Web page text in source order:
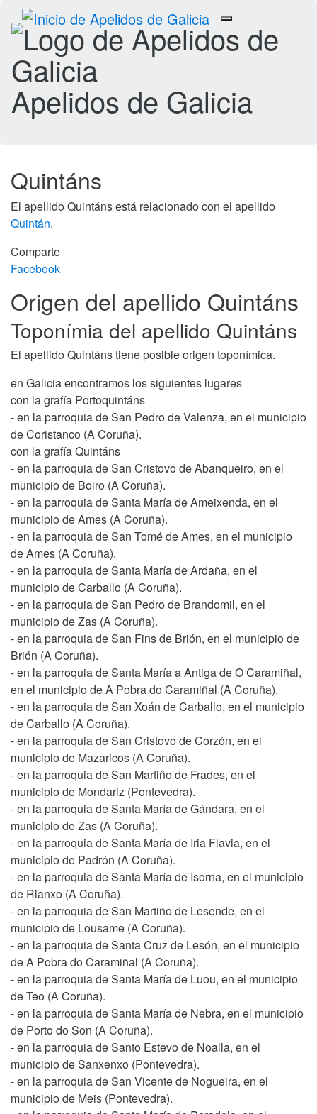
Toggle
navigation
Apelidos de Galicia
Quintáns
El apellido Quintáns está relacionado con el apellido
Quintán.
Comparte
Facebook
Origen del apellido Quintáns
Toponímia del apellido Quintáns
El apellido Quintáns tiene posible origen toponímica.
en Galicia encontramos los siguientes lugares
con la grafía Portoquintáns
- en la parroquia de San Pedro de Valenza, en el municipio
de Coristanco (A Coruña).
con la grafía Quintáns
- en la parroquia de San Cristovo de Abanqueiro, en el
municipio de Boiro (A Coruña).
- en la parroquia de Santa María de Ameixenda, en el
municipio de Ames (A Coruña).
- en la parroquia de San Tomé de Ames, en el municipio
de Ames (A Coruña).
- en la parroquia de Santa María de Ardaña, en el
municipio de Carballo (A Coruña).
- en la parroquia de San Pedro de Brandomil, en el
municipio de Zas (A Coruña).
- en la parroquia de San Fins de Brión, en el municipio de
Brión (A Coruña).
- en la parroquia de Santa María a Antiga de O Caramiñal,
en el municipio de A Pobra do Caramiñal (A Coruña).
- en la parroquia de San Xoán de Carballo, en el municipio
de Carballo (A Coruña).
- en la parroquia de San Cristovo de Corzón, en el
municipio de Mazaricos (A Coruña).
- en la parroquia de San Martiño de Frades, en el
municipio de Mondariz (Pontevedra).
- en la parroquia de Santa María de Gándara, en el
municipio de Zas (A Coruña).
- en la parroquia de Santa María de Iria Flavia, en el
municipio de Padrón (A Coruña).
- en la parroquia de Santa María de Isorna, en el municipio
de Rianxo (A Coruña).
- en la parroquia de San Martiño de Lesende, en el
municipio de Lousame (A Coruña).
- en la parroquia de Santa Cruz de Lesón, en el municipio
de A Pobra do Caramiñal (A Coruña).
- en la parroquia de Santa María de Luou, en el municipio
de Teo (A Coruña).
- en la parroquia de Santa María de Nebra, en el municipio
de Porto do Son (A Coruña).
- en la parroquia de Santo Estevo de Noalla, en el
municipio de Sanxenxo (Pontevedra).
- en la parroquia de San Vicente de Nogueira, en el
municipio de Meis (Pontevedra).